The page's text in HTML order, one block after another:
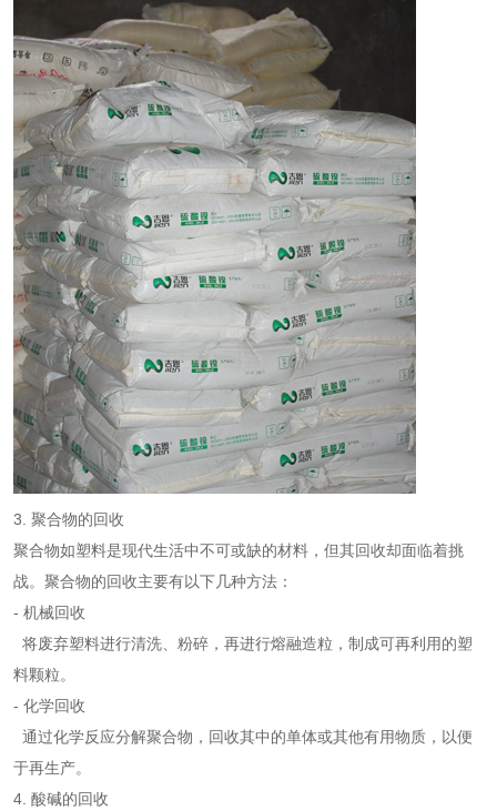
3. 聚合物的回收
聚合物如塑料是现代生活中不可或缺的材料，但其回收却面临着挑
战。聚合物的回收主要有以下几种方法：
- 机械回收
将废弃塑料进行清洗、粉碎，再进行熔融造粒，制成可再利用的塑
料颗粒。
- 化学回收
通过化学反应分解聚合物，回收其中的单体或其他有用物质，以便
于再生产。
4. 酸碱的回收